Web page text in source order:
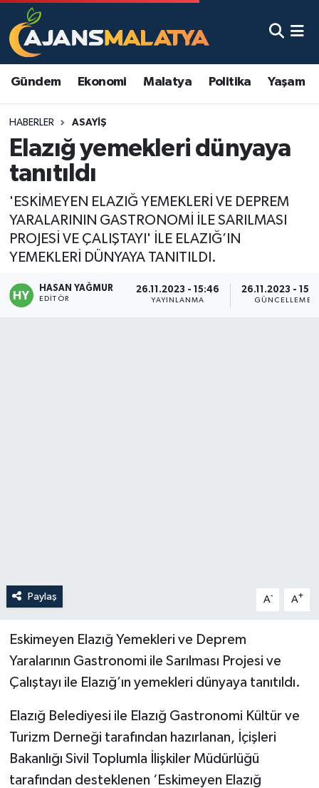
Gündem Ekonomi Malatya Politika Yaşam
HABERLER ASAYIŞ
Elazığ yemekleri dünyaya
tanıtıldı
'ESKİMEYEN ELAZIĞ YEMEKLERİ VE DEPREM
YARALARININ GASTRONOMİ İLE SARILMASI
PROJESİ VE ÇALIŞTAYI' İLE ELAZIĞ’IN
YEMEKLERİ DÜNYAYA TANITILDI.
HASAN YAĞMUR
EDITÖR
26.11.2023 - 15:46
YAYINLANMA
26.11.2023 -
GÜNCELLEME
Paylaş A- A+
Eskimeyen Elazığ Yemekleri ve Deprem
Yaralarının Gastronomi ile Sarılması Projesi ve
Çalıştayı ile Elazığ’ın yemekleri dünyaya tanıtıldı.
Elazığ Belediyesi ile Elazığ Gastronomi Kültür ve
Turizm Derneği tarafından hazırlanan, İçişleri
Bakanlığı Sivil Toplumla İlişkiler Müdürlüğü
tarafından desteklenen ‘Eskimeyen Elazığ
Asayiş
Eğitim
Ekonomi
Gündem
Kadın
Malatya Nöbetçi Eczaneler
Malatya Namaz Vakitleri
Malatya Trafik Yoğunluk Haritası
TFF 3.Lig 2.Grup Puan Durumu ve Fikstür
Tüm Manşetler